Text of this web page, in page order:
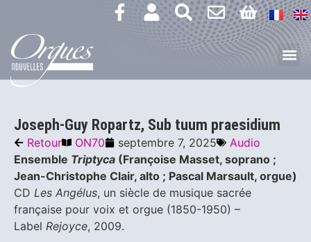
Joseph-Guy Ropartz, Sub tuum praesidium
Retour ON70 septembre 7, 2025
Audio
Ensemble Triptyca (Françoise Masset, soprano ;
Jean-Christophe Clair, alto ; Pascal Marsault, orgue)
CD Les Angélus, un siècle de musique sacrée
française pour voix et orgue (1850-1950) –
Label Rejoyce, 2009.